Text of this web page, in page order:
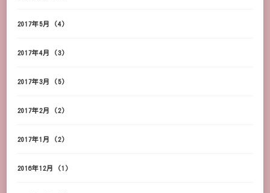
2017年5月 (4)
2017年4月 (3)
2017年3月 (5)
2017年2月 (2)
2017年1月 (2)
2016年12月 (1)